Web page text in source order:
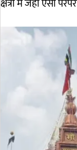
क्षेत्रों में जहां ऐसी